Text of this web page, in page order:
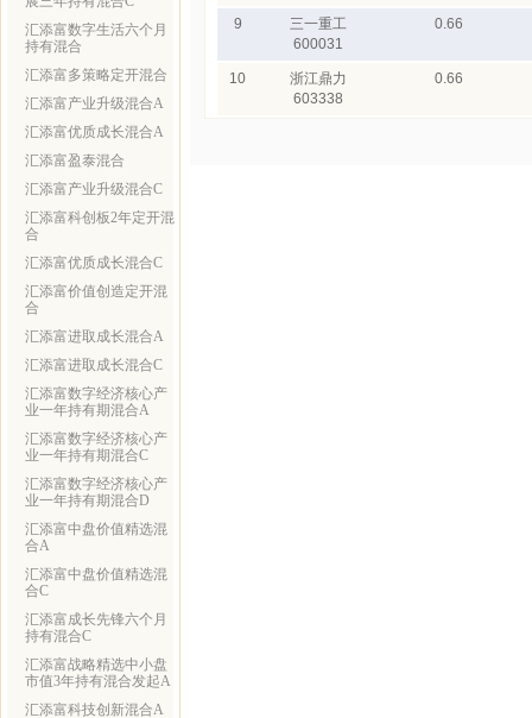
汇添富数字生活六个月
持有混合
汇添富多策略定开混合
汇添富产业升级混合A
汇添富优质成长混合A
汇添富盈泰混合
汇添富产业升级混合C
汇添富科创板2年定开混
合
汇添富优质成长混合C
汇添富价值创造定开混
合
汇添富进取成长混合A
汇添富进取成长混合C
汇添富数字经济核心产
业一年持有期混合A
汇添富数字经济核心产
业一年持有期混合C
汇添富数字经济核心产
业一年持有期混合D
汇添富中盘价值精选混
合A
汇添富中盘价值精选混
合C
汇添富成长先锋六个月
持有混合C
汇添富战略精选中小盘
市值3年持有混合发起A
汇添富科技创新混合A
9
三一重工
600031
0.66
10
浙江鼎力
603338
0.66